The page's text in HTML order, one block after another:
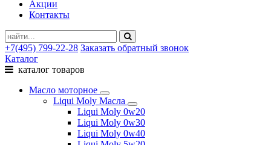
Акции
Контакты
+7(495) 799-22-28 Заказать обратный звонок
Каталог
каталог товаров
Масло моторное
Liqui Moly Масла
Liqui Moly 0w20
Liqui Moly 0w30
Liqui Moly 0w40